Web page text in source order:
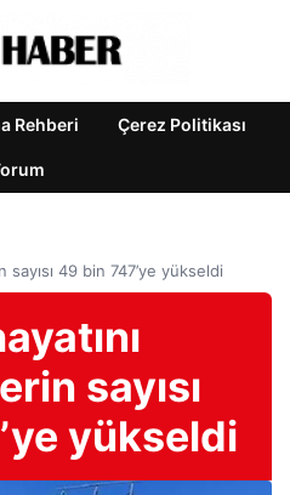
Rehberi Çerez Politikası
sayısı 49 bin 747’ye yükseldi
sayısı
yükseldi